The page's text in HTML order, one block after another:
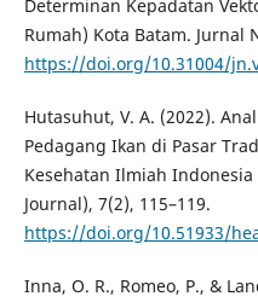
Determinan Kepadatan
Rumah) Kota Batam. Jurnal
https://doi.org/10.31004/
Hutasuhut, V. A. (2022).
Pedagang Ikan di Pasar
Kesehatan Ilmiah
Journal), 7(2), 115–119.
https://doi.org/10.51933/
Inna, O. R., Romeo, P., &